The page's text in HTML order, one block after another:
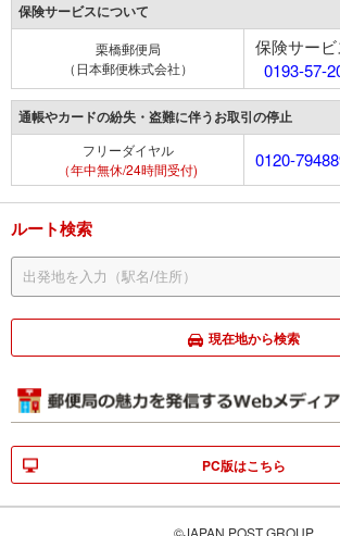
保険サービスについて
栗橋郵便局
（日本郵便株式会社）
保険サービ
0193-57-
通帳やカードの紛失・盗難に伴うお取引の停止
フリーダイヤル
（年中無休/24時間受付)
0120-
ルート検索
現在地から検索
PC版はこちら